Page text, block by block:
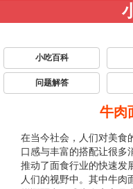
小吃百科
问题解答
牛肉
在当今社会，人们对美食
口感与丰富的搭配让很多
推动了面食行业的快速发
人们的视野中。其中牛